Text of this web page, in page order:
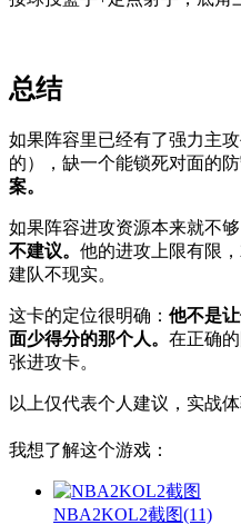
总结
如果阵容里已经有了强力主
的），缺一个能锁死对面的
案。
如果阵容进攻资源本来就不
不建议。 他的进攻上限有限
建队不现实。
这卡的定位很明确： 他不是
面少得分的那个人。 在正确
张进攻卡。
以上仅代表个人建议，实战体
我想了解这个游戏：
NBA2KOL2截图(11)